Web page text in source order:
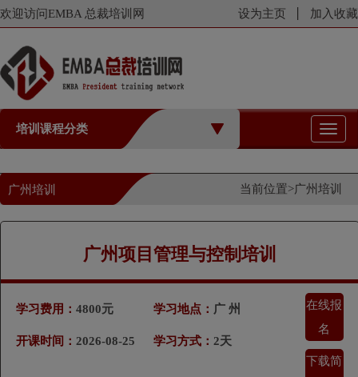
欢迎访问EMBA 总裁培训网 设为主页 加入收藏
培训课程分类
切
换
航
广州培训 当前位置>广州培训
广州项目管理与控制培训
学习费用：4800元
开课时间： 2026-08-25
学习地点： 广 州
学习方式： 2天
在线报
名
下载简